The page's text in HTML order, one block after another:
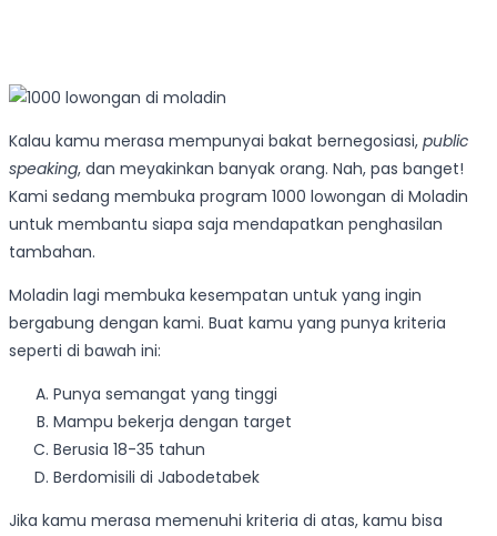
Kalau kamu merasa mempunyai bakat bernegosiasi, public
speaking, dan meyakinkan banyak orang. Nah, pas banget!
Kami sedang membuka program 1000 lowongan di Moladin
untuk membantu siapa saja mendapatkan penghasilan
tambahan.
Moladin lagi membuka kesempatan untuk yang ingin
bergabung dengan kami. Buat kamu yang punya kriteria
seperti di bawah ini:
Punya semangat yang tinggi
Mampu bekerja dengan target
Berusia 18-35 tahun
Berdomisili di Jabodetabek
Jika kamu merasa memenuhi kriteria di atas, kamu bisa